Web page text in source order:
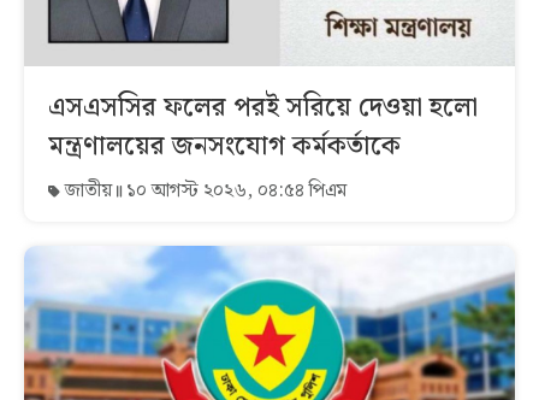
এসএসসির ফলের পরই সরিয়ে দেওয়া হলো
মন্ত্রণালয়ের জনসংযোগ কর্মকর্তাকে
জাতীয় ১০ আগস্ট ২০২৬, ০৪:৫৪ পিএম